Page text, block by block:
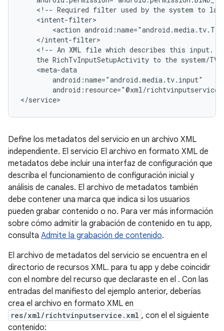
<!-- Required filter used by the system to
<action
<!-- An XML file which describes this input.
the RichTvInputSetupActivity to the system/TV
android:resource="@xml/richtvinputservice"
</service>
Define los metadatos del servicio en un archivo XML
independiente. El servicio El archivo en formato XML de
metadatos debe incluir una interfaz de configuración que
describa el funcionamiento de configuración inicial y
análisis de canales. El archivo de metadatos también
debe contener una marca que indica si los usuarios
pueden grabar contenido o no. Para ver más información
sobre cómo admitir la grabación de contenido en tu app,
consulta Admite la grabación de contenido.
El archivo de metadatos del servicio se encuentra en el
directorio de recursos XML. para tu app y debe coincidir
con el nombre del recurso que declaraste en el . Con las
entradas del manifiesto del ejemplo anterior, deberías
crea el archivo en formato XML en
res/xml/richtvinputservice.xml , con el el siguiente
contenido: